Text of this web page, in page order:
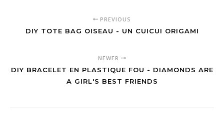
PREVIOUS
DIY TOTE BAG OISEAU - UN CUICUI ORIGAMI
NEWER
DIY BRACELET EN PLASTIQUE FOU - DIAMONDS ARE
A GIRL'S BEST FRIENDS